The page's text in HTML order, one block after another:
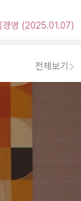
경영 (2025.01.07)
전체보기